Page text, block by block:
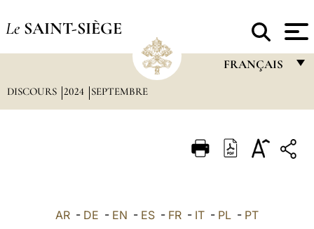
Le SAINT-SIÈGE
FRANÇAIS
ITALIANO
DISCOURS 2024 SEPTEMBRE
AR - DE - EN - ES - FR - IT - PL - PT